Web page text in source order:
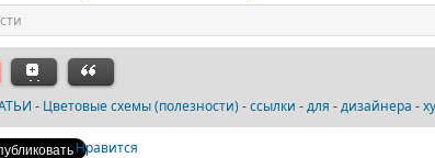
- Цветовые схемы (полезности) -ссылки -для -дизайнера -
Нравится